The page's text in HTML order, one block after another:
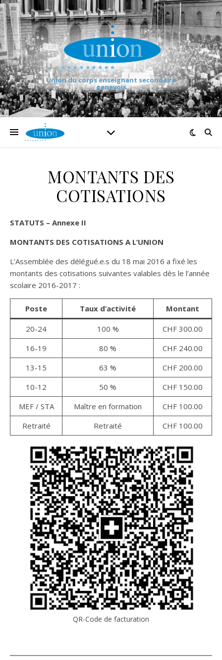
Union du corps enseignant secondaire
genevois
MONTANTS DES
COTISATIONS
STATUTS – Annexe II
MONTANTS DES COTISATIONS A L’UNION
L’Assemblée des délégué.e.s du 18 mai 2016 a fixé les
montants des cotisations suivantes valables dès le l’année
scolaire 2016-2017 :
Poste Taux d’activité Montant
20-24 100 %
CHF 300.00
16-19
80 %
CHF 240.00
13-15
63 %
CHF 200.00
10-12
50 %
CHF 150.00
MEF / STA
Maître en formation
CHF 100.00
Retraité
Retraité CHF 100.00
QR-Code de facturation